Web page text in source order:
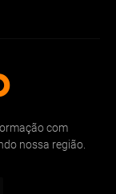
com
nossa região.